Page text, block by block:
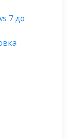
7 до